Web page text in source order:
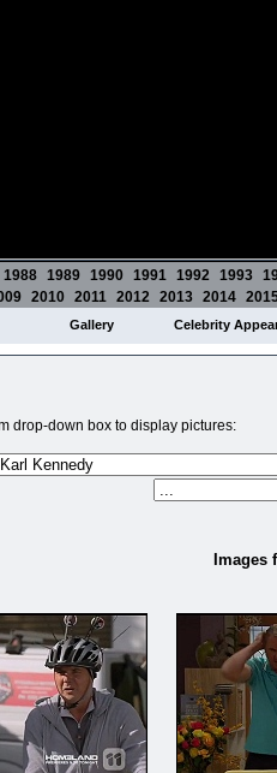
1988 1989 1990 1991 1992 1993
2010 2011 2012 2013 2014
Gallery Celebrity
drop-down box to display pictures:
Images